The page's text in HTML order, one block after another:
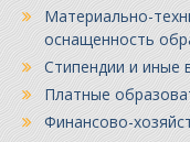
Материально-
оснащенность
Стипендии и иные
Платные
Финансово-